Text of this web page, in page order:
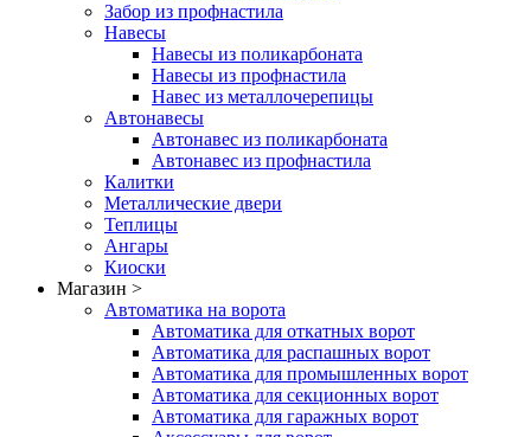
Забор из профнастила
Навесы
Навесы из поликарбоната
Навесы из профнастила
Навес из металлочерепицы
Автонавесы
Автонавес из поликарбоната
Автонавес из профнастила
Калитки
Металлические двери
Теплицы
Ангары
Киоски
Магазин >
Автоматика на ворота
Автоматика для откатных ворот
Автоматика для распашных ворот
Автоматика для промышленных ворот
Автоматика для секционных ворот
Автоматика для гаражных ворот